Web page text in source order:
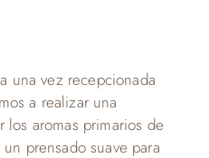
una vez recepcionada
a realizar una
los aromas primarios de
prensado suave para